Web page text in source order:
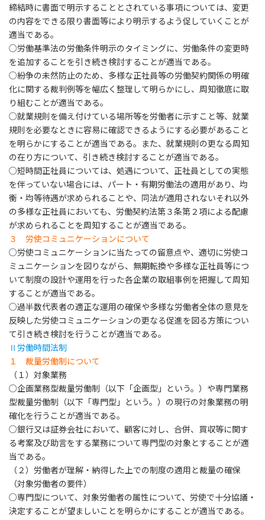
締結時に書面で明示することとされている事項については、変更
の内容をできる限り書面等により明示するよう促していくことが
適当である。
○労働基準法の労働条件明示のタイミングに、労働条件の変更時
を追加することを引き続き検討することが適当である。
○紛争の未然防止のため、多様な正社員等の労働契約関係の明確
化に関する裁判例等を幅広く整理して明らかにし、周知徹底に取
り組むことが適当である。
○就業規則を備え付けている場所等を労働者に示すこと等、就業
規則を必要なときに容易に確認できるようにする必要があること
を明らかにすることが適当である。また、就業規則の更なる周知
の在り方について、引き続き検討することが適当である。
○短時間正社員については、処遇について、正社員としての実態
を伴っていない場合には、パート・有期労働法の適用があり、均
衡・均等待遇が求められることや、同法が適用されないそれ以外
の多様な正社員においても、労働契約法第３条第２項による配慮
が求められることを周知することが適当である。
３ 労使コミュニケーションについて
○労使コミュニケーションに当たっての留意点や、適切に労使コ
ミュニケーションを図りながら、無期転換や多様な正社員等につ
いて制度の設計や運用を行った各企業の取組事例を把握して周知
することが適当である。
○過半数代表者の適正な運用の確保や多様な労働者全体の意見を
反映した労使コミュニケーションの更なる促進を図る方策につい
て引き続き検討を行うことが適当である。
Ⅱ労働時間法制
１ 裁量労働制について
（１）対象業務
○企画業務型裁量労働制（以下「企画型」という。）や専門業務
型裁量労働制（以下「専門型」という。）の現行の対象業務の明
確化を行うことが適当である。
○銀行又は証券会社において、顧客に対し、合併、買収等に関す
る考案及び助言をする業務について専門型の対象とすることが適
当である。
（２）労働者が理解・納得した上での制度の適用と裁量の確保
（対象労働者の要件）
○専門型について、対象労働者の属性について、労使で十分協議・
決定することが望ましいことを明らかにすることが適当である。